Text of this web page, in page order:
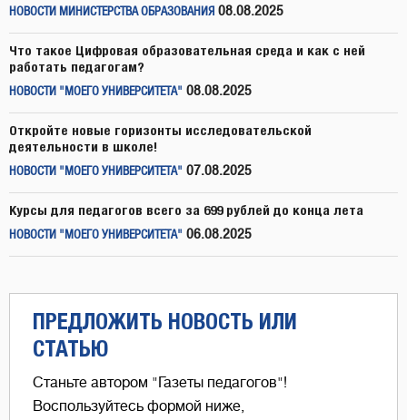
НОВОСТИ МИНИСТЕРСТВА ОБРАЗОВАНИЯ 08.08.2025
Что такое Цифровая образовательная среда и как с ней
работать педагогам?
НОВОСТИ "МОЕГО УНИВЕРСИТЕТА" 08.08.2025
Откройте новые горизонты исследовательской
деятельности в школе!
НОВОСТИ "МОЕГО УНИВЕРСИТЕТА" 07.08.2025
Курсы для педагогов всего за 699 рублей до конца лета
НОВОСТИ "МОЕГО УНИВЕРСИТЕТА" 06.08.2025
ПРЕДЛОЖИТЬ НОВОСТЬ ИЛИ
СТАТЬЮ
Станьте автором "Газеты педагогов"!
Воспользуйтесь формой ниже,